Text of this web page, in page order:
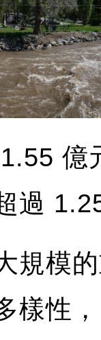
億
過
規模
樣性